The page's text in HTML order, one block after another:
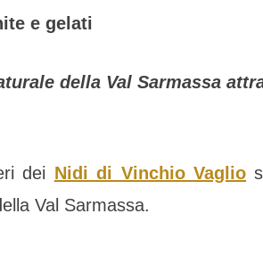
e gelati
della Val Sarmassa
dei Nidi di Vinchio Vaglio
Val Sarmassa.